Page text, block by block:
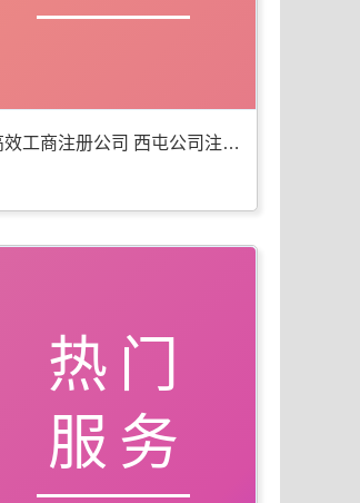
高效工商注册公司 西屯公司注册服务全
热门
服务